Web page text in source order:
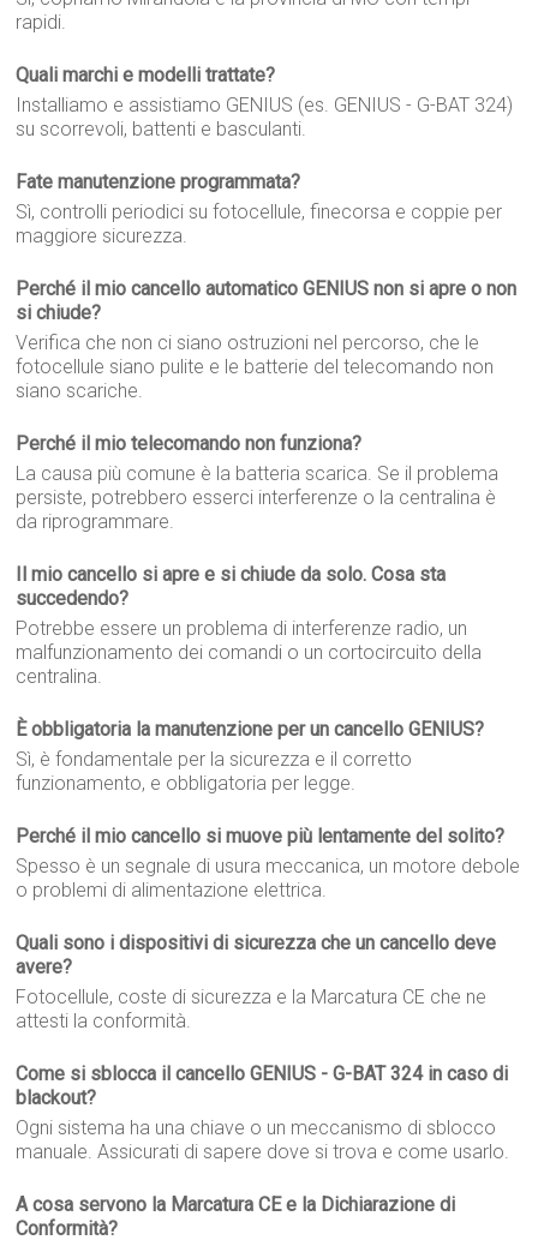
rapidi.
Quali marchi e modelli trattate?
Installiamo e assistiamo GENIUS (es. GENIUS - G-BAT 324)
su scorrevoli, battenti e basculanti.
Fate manutenzione programmata?
Sì, controlli periodici su fotocellule, finecorsa e coppie per
maggiore sicurezza.
Perché il mio cancello automatico GENIUS non si apre o non
si chiude?
Verifica che non ci siano ostruzioni nel percorso, che le
fotocellule siano pulite e le batterie del telecomando non
siano scariche.
Perché il mio telecomando non funziona?
La causa più comune è la batteria scarica. Se il problema
persiste, potrebbero esserci interferenze o la centralina è
da riprogrammare.
Il mio cancello si apre e si chiude da solo. Cosa sta
succedendo?
Potrebbe essere un problema di interferenze radio, un
malfunzionamento dei comandi o un cortocircuito della
centralina.
È obbligatoria la manutenzione per un cancello GENIUS?
Sì, è fondamentale per la sicurezza e il corretto
funzionamento, e obbligatoria per legge.
Perché il mio cancello si muove più lentamente del solito?
Spesso è un segnale di usura meccanica, un motore debole
o problemi di alimentazione elettrica.
Quali sono i dispositivi di sicurezza che un cancello deve
avere?
Fotocellule, coste di sicurezza e la Marcatura CE che ne
attesti la conformità.
Come si sblocca il cancello GENIUS - G-BAT 324 in caso di
blackout?
Ogni sistema ha una chiave o un meccanismo di sblocco
manuale. Assicurati di sapere dove si trova e come usarlo.
A cosa servono la Marcatura CE e la Dichiarazione di
Conformità?